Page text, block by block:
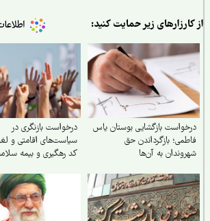
زیر حمایت کنید:
بازگشایی بوستان یاس
بازگرداندن حق
به آن‌ها
درخواست بازنگری در
سیاست‌های اقامتی و لغو الزام
کد رهگیری و بیمه سلامت